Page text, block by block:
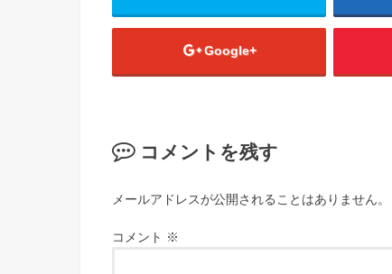
Google+
コメントを残す
メールアドレスが公開されることはありません。
コメント ※